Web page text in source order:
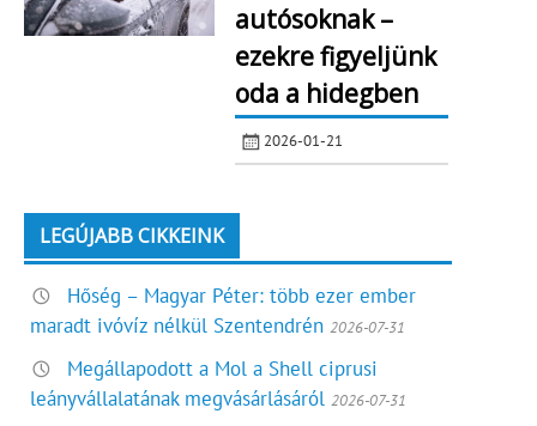
autósoknak –
ezekre figyeljünk
oda a hidegben
2026-01-21
LEGÚJABB CIKKEINK
Hőség – Magyar Péter: több ezer ember
maradt ivóvíz nélkül Szentendrén 2026-07-31
Megállapodott a Mol a Shell ciprusi
leányvállalatának megvásárlásáról 2026-07-31